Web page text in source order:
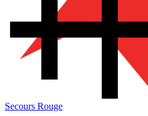
Secours Rouge